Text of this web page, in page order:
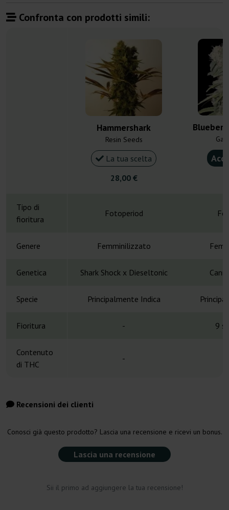
Confronta con prodotti simili:
Hammershark
Resin Seeds
La tua scelta
28,00 €
Tipo di
fioritura
Fotoperiod
Genere Femminilizzato
Genetica Shark Shock x Dieseltonic
Specie Principalmente Indica
Fioritura - 9
Contenuto
di THC
-
Recensioni dei clienti
Conosci già questo prodotto? Lascia una recensione e ricevi un bonus.
Lascia una recensione
Sii il primo ad aggiungere la tua recensione!